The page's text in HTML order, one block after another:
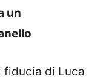
un
fiducia di Luca